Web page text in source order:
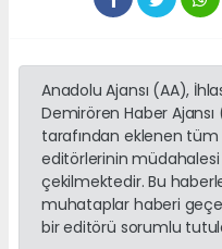
Anadolu Ajansı (AA),
Demirören Haber
tarafından eklenen
editörlerinin
çekilmektedir. Bu
muhataplar haberi
bir editörü sorumlu